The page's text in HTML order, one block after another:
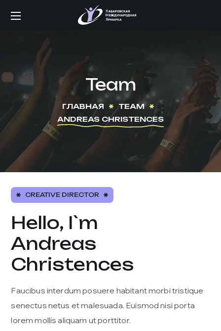
Team
ГЛАВНАЯ
TEAM
ANDREAS CHRISTENCES
CREATIVE DIRECTOR
Hello, I`m
Andreas
Christences
Faucibus interdum posuere habitant morbi tristique
senectus netus et malesuada. Euismod nisi porta
lorem mollis aliquam ut porttitor.